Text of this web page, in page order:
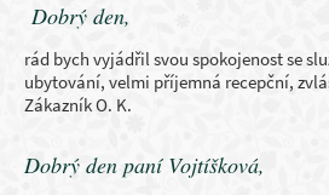
Dobrý den,
rád bych vyjádřil svou spokojenost se
ubytování, velmi příjemná recepční,
Zákazník O. K.
Dobrý den paní Vojtíšková,